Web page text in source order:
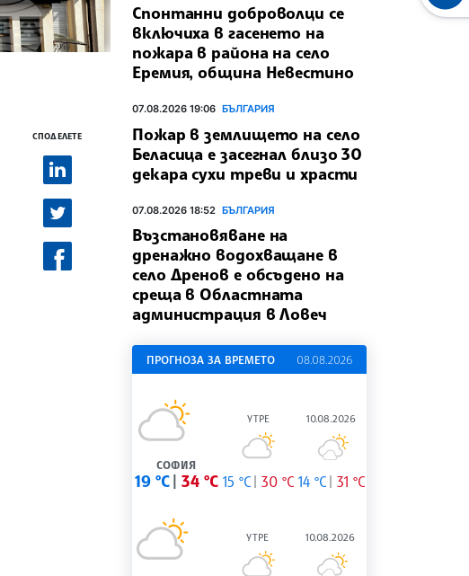
СПОДЕЛЕТЕ
Спонтанни доброволци се
включиха в гасенето на
пожара в района на село
Еремия, община Невестино
07.08.2026 19:06 БЪЛГАРИЯ
Пожар в землището на село
Беласица е засегнал близо 30
декара сухи треви и храсти
07.08.2026 18:52 БЪЛГАРИЯ
Възстановяване на
дренажно водохващане в
село Дренов е обсъдено на
среща в Областната
администрация в Ловеч
ПРОГНОЗА ЗА ВРЕМЕТО 08.08.2026
СОФИЯ
19 °C 34 °C
УТРЕ
15 °C 30 °C
10.08.2026
14 °C 31 °C
УТРЕ 10.08.2026